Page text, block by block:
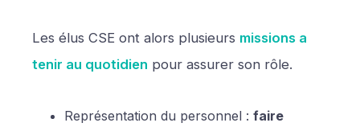
Les élus CSE ont alors plusieurs missions a
tenir au quotidien pour assurer son rôle.
Représentation du personnel : faire